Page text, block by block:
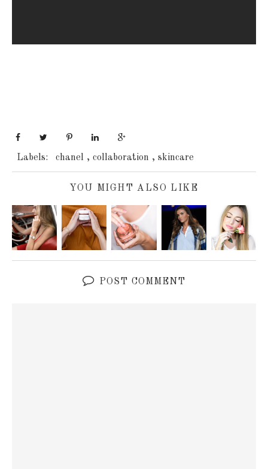
Labels: chanel , collaboration , skincare
YOU MIGHT ALSO LIKE
POST COMMENT